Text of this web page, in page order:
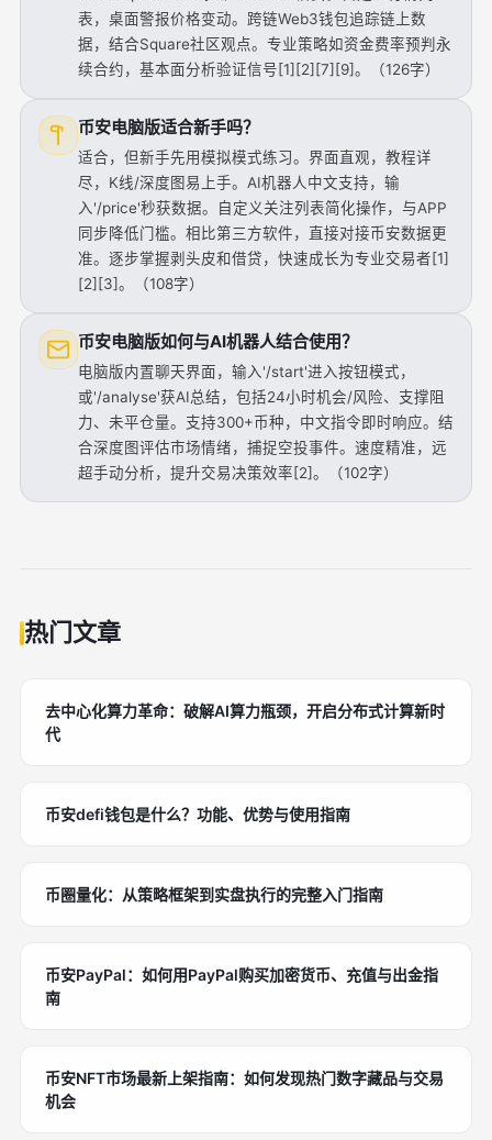
表，桌面警报价格变动。跨链Web3钱包追踪链上数
据，结合Square社区观点。专业策略如资金费率预判永
续合约，基本面分析验证信号[1][2][7][9]。（126字）
币安电脑版适合新手吗？
适合，但新手先用模拟模式练习。界面直观，教程详
尽，K线/深度图易上手。AI机器人中文支持，输
入'/price'秒获数据。自定义关注列表简化操作，与APP
同步降低门槛。相比第三方软件，直接对接币安数据更
准。逐步掌握剥头皮和借贷，快速成长为专业交易者[1]
[2][3]。（108字）
币安电脑版如何与AI机器人结合使用？
电脑版内置聊天界面，输入'/start'进入按钮模式，
或'/analyse'获AI总结，包括24小时机会/风险、支撑阻
力、未平仓量。支持300+币种，中文指令即时响应。结
合深度图评估市场情绪，捕捉空投事件。速度精准，远
超手动分析，提升交易决策效率[2]。（102字）
热门文章
去中心化算力革命：破解AI算力瓶颈，开启分布式计算新时
代
币安defi钱包是什么？功能、优势与使用指南
币圈量化：从策略框架到实盘执行的完整入门指南
币安PayPal：如何用PayPal购买加密货币、充值与出金指
南
币安NFT市场最新上架指南：如何发现热门数字藏品与交易
机会